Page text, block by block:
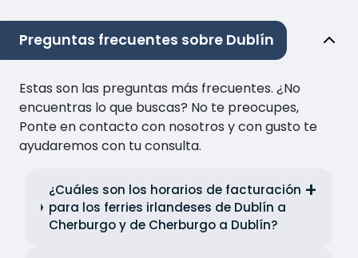
Preguntas frecuentes sobre Dublín
Estas son las preguntas más frecuentes. ¿No
encuentras lo que buscas? No te preocupes,
Ponte en contacto con nosotros y con gusto te
ayudaremos con tu consulta.
¿Cuáles son los horarios de facturación
para los ferries irlandeses de Dublín a
Cherburgo y de Cherburgo a Dublín?